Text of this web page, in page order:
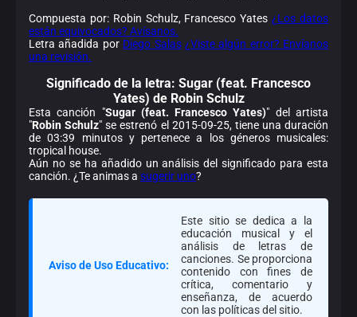
Compuesta por: Robin Schulz, Francesco Yates¿Los datos
están equivocados? Avísanos.
Letra añadida por Diego Salas ¿Viste algún error? Envíanos
una revisión.
Significado de la letra: Sugar (feat. Francesco
Yates) de Robin Schulz
Esta canción "Sugar (feat. Francesco Yates)" del artista
"Robin Schulz" se estrenó el 2015-09-25, tiene una duración
de 03:39 minutos y pertenece a los géneros musicales:
tropical house.
Aún no se ha añadido un análisis del significado para esta
canción. ¿Te animas a sugerir uno?
Aviso de Uso Educativo:
Este sitio se dedica a la
educación musical y el
análisis de letras de
canciones. Se proporciona
contenido con fines de
crítica, comentario y
enseñanza, de acuerdo
con las políticas del sitio.